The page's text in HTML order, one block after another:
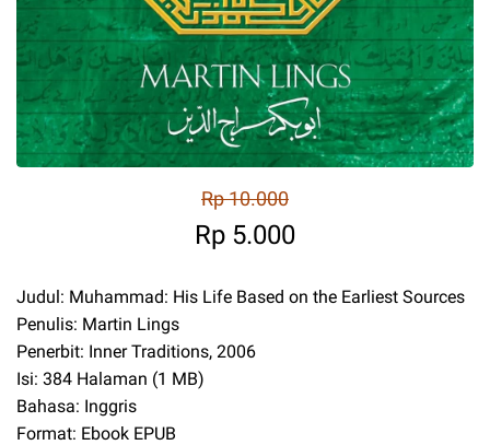
Rp 10.000
Rp 5.000
Judul: Muhammad: His Life Based on the Earliest Sources
Penulis: Martin Lings
Penerbit: Inner Traditions, 2006
Isi: 384 Halaman (1 MB)
Bahasa: Inggris
Format: Ebook EPUB